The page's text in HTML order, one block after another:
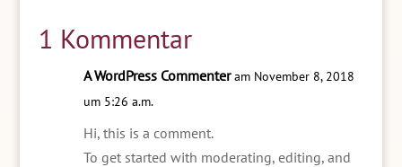
1 Kommentar
A WordPress Commenter am November 8, 2018
um 5:26 a.m.
Hi, this is a comment.
To get started with moderating, editing, and